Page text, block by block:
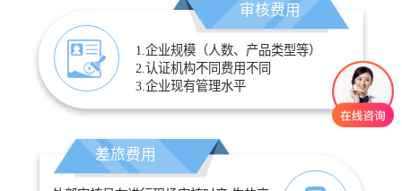
审核费用
1.企业规模（人数、产品类型等）
2.认证机构不同费用不同
3.企业现有管理水平
差旅费用